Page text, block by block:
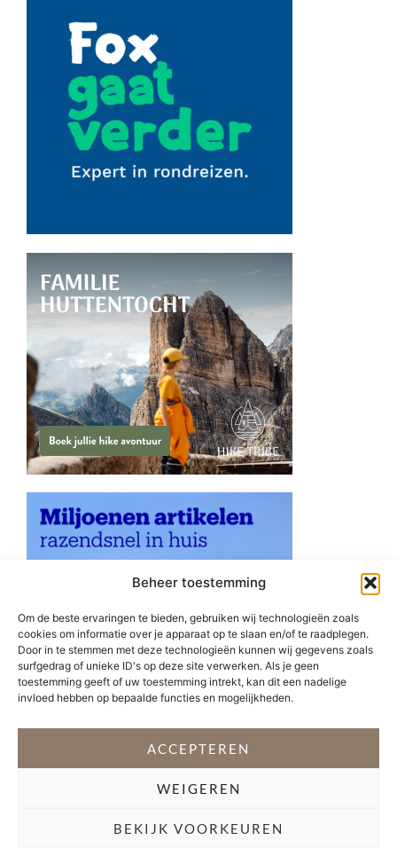
Beheer toestemming
Om de beste ervaringen te bieden, gebruiken wij technologieën zoals
cookies om informatie over je apparaat op te slaan en/of te raadplegen.
Door in te stemmen met deze technologieën kunnen wij gegevens zoals
surfgedrag of unieke ID's op deze site verwerken. Als je geen
toestemming geeft of uw toestemming intrekt, kan dit een nadelige
invloed hebben op bepaalde functies en mogelijkheden.
ACCEPTEREN
WEIGEREN
BEKIJK VOORKEUREN